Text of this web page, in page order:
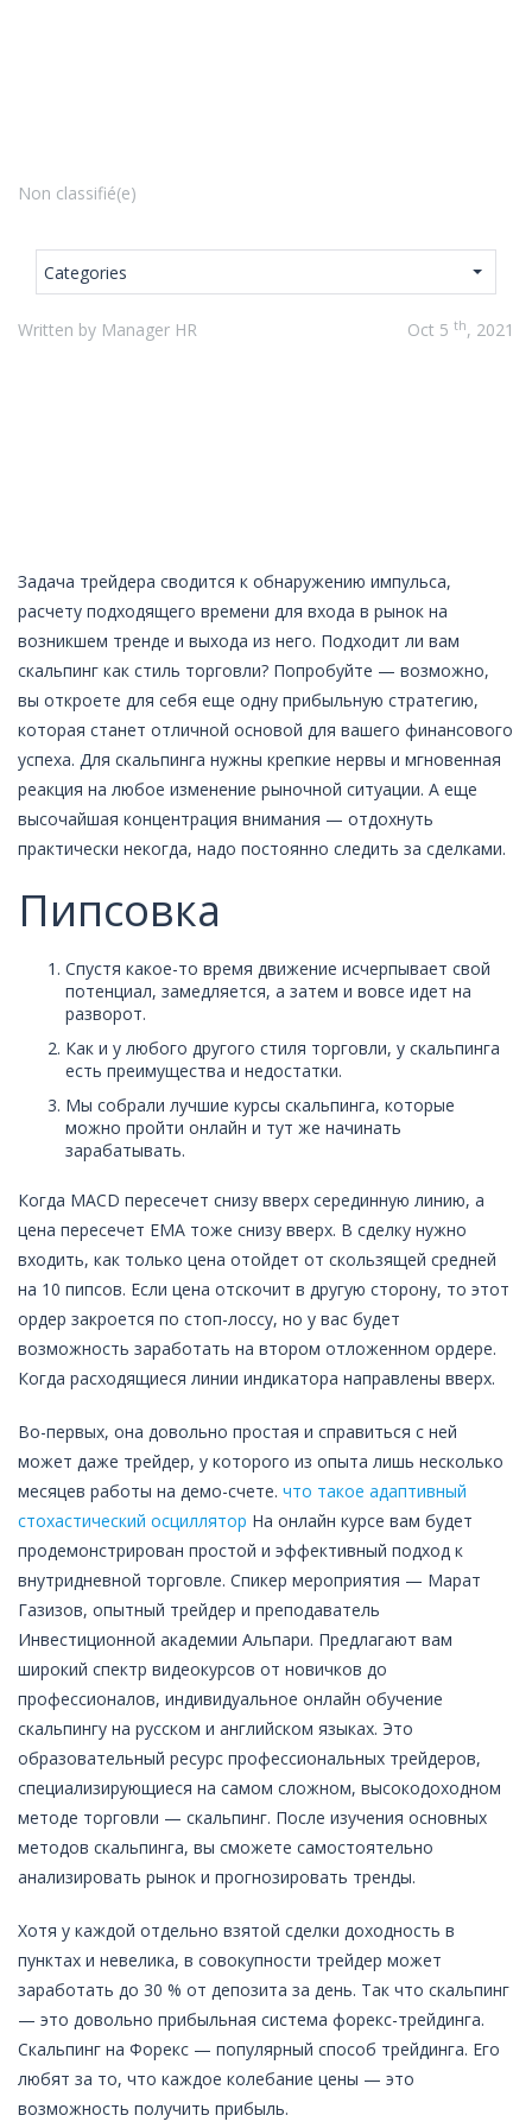
Non classifié(e)
Categories
Written by Manager HR Oct 5 th, 2021
Задача трейдера сводится к обнаружению импульса,
расчету подходящего времени для входа в рынок на
возникшем тренде и выхода из него. Подходит ли вам
скальпинг как стиль торговли? Попробуйте — возможно,
вы откроете для себя еще одну прибыльную стратегию,
которая станет отличной основой для вашего финансового
успеха. Для скальпинга нужны крепкие нервы и мгновенная
реакция на любое изменение рыночной ситуации. А еще
высочайшая концентрация внимания — отдохнуть
практически некогда, надо постоянно следить за сделками.
Пипсовка
Спустя какое-то время движение исчерпывает свой
потенциал, замедляется, а затем и вовсе идет на
разворот.
Как и у любого другого стиля торговли, у скальпинга
есть преимущества и недостатки.
Мы собрали лучшие курсы скальпинга, которые
можно пройти онлайн и тут же начинать
зарабатывать.
Когда MACD пересечет снизу вверх серединную линию, а
цена пересечет EMA тоже снизу вверх. В сделку нужно
входить, как только цена отойдет от скользящей средней
на 10 пипсов. Если цена отскочит в другую сторону, то этот
ордер закроется по стоп-лоссу, но у вас будет
возможность заработать на втором отложенном ордере.
Когда расходящиеся линии индикатора направлены вверх.
Во-первых, она довольно простая и справиться с ней
может даже трейдер, у которого из опыта лишь несколько
месяцев работы на демо-счете. что такое адаптивный
стохастический осциллятор На онлайн курсе вам будет
продемонстрирован простой и эффективный подход к
внутридневной торговле. Спикер мероприятия — Марат
Газизов, опытный трейдер и преподаватель
Инвестиционной академии Альпари. Предлагают вам
широкий спектр видеокурсов от новичков до
профессионалов, индивидуальное онлайн обучение
скальпингу на русском и английском языках. Это
образовательный ресурс профессиональных трейдеров,
специализирующиеся на самом сложном, высокодоходном
методе торговли — скальпинг. После изучения основных
методов скальпинга, вы сможете самостоятельно
анализировать рынок и прогнозировать тренды.
Хотя у каждой отдельно взятой сделки доходность в
пунктах и невелика, в совокупности трейдер может
заработать до 30 % от депозита за день. Так что скальпинг
— это довольно прибыльная система форекс-трейдинга.
Скальпинг на Форекс — популярный способ трейдинга. Его
любят за то, что каждое колебание цены — это
возможность получить прибыль.